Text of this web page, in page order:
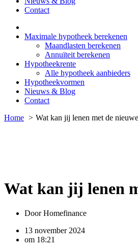
Contact
Maximale hypotheek berekenen
Maandlasten berekenen
Annuïteit berekenen
Hypotheekrente
Alle hypotheek aanbieders
Hypotheekvormen
Nieuws & Blog
Contact
Home
Wat kan jij lenen met de
Wat kan jij lenen
DoorHomefinance
13 november 2024
om 18:21